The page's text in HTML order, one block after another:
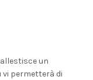
un
vi permetterà di